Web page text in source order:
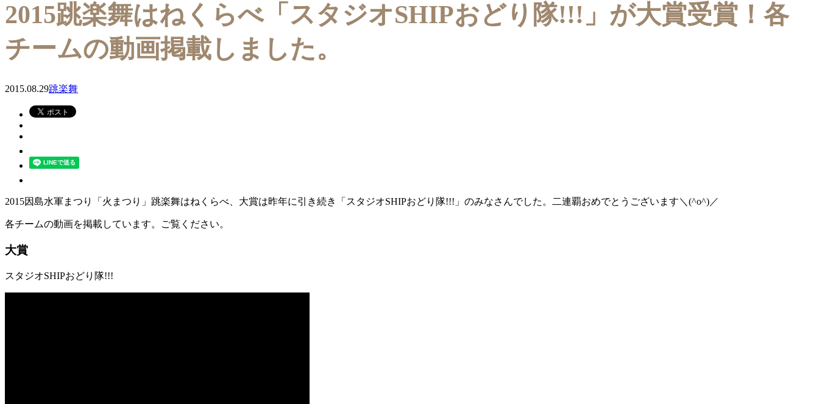
2015跳楽舞はねくらべ「スタジオSHIPおどり隊!!!」が大賞受賞！各
チームの動画掲載しました。
2015.08.29跳楽舞
2015因島水軍まつり「火まつり」跳楽舞はねくらべ、大賞は昨年に引き続き「スタジオSHIPおどり隊!!!」のみなさんでした。二連覇おめでとうございます＼(^o^)／
各チームの動画を掲載しています。ご覧ください。
大賞
スタジオSHIPおどり隊!!!